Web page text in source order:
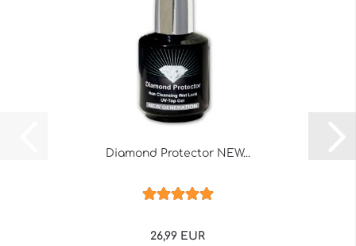
Diamond Protector NEW...
26,99 EUR